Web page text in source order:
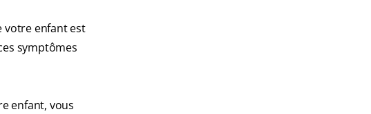
votre enfant est
symptômes
enfant, vous